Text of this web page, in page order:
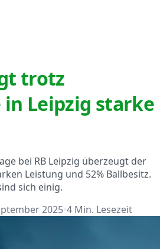
trotz
Leipzig starke
bei RB Leipzig überzeugt der
Leistung und 52% Ballbesitz.
sich einig.
2025•4 Min. Lesezeit